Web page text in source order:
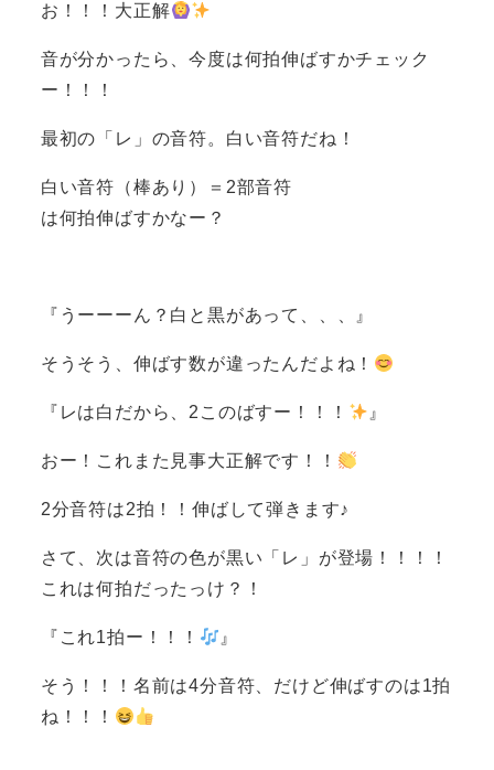
お！！！大正解
音が分かったら、今度は何拍伸ばすかチェック
ー！！！
最初の「レ」の音符。白い音符だね！
白い音符（棒あり）＝2部音符
は何拍伸ばすかなー？
『うーーーん？白と黒があって、、、』
そうそう、伸ばす数が違ったんだよね！
『レは白だから、2このばすー！！！ 』
おー！これまた見事大正解です！！
2分音符は2拍！！伸ばして弾きます♪
さて、次は音符の色が黒い「レ」が登場！！！！
これは何拍だったっけ？！
『これ1拍ー！！！ 』
そう！！！名前は4分音符、だけど伸ばすのは1拍
ね！！！